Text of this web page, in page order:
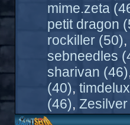
mime.zeta
petit dragon
rockiller (50),
sebneedles
sharivan (46)
(40),
(46),